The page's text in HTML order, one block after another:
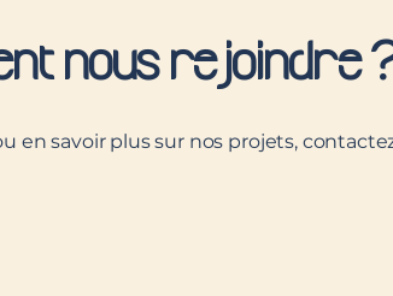
nous rejoindre
en savoir plus sur nos projets,